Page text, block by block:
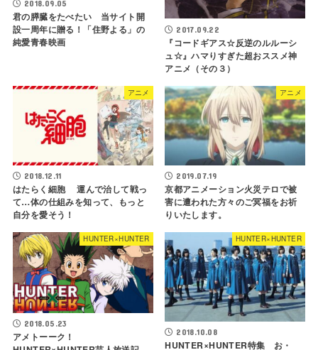
2018.09.05
君の膵臓をたべたい 当サイト開
設一周年に贈る！「住野よる」の
純愛青春映画
2017.09.22
『コードギアス☆反逆のルルーシ
ュ☆』ハマりすぎた超おススメ神
アニメ（その３）
アニメ
2018.12.11
はたらく細胞 運んで治して戦っ
て…体の仕組みを知って、もっと
自分を愛そう！
アニメ
2019.07.19
京都アニメーション火災テロで被
害に遭われた方々のご冥福をお祈
りいたします。
HUNTER×HUNTER
2018.05.23
アメトーーク！
HUNTER×HUNTER
2018.10.08
HUNTER×HUNTER特集 お・